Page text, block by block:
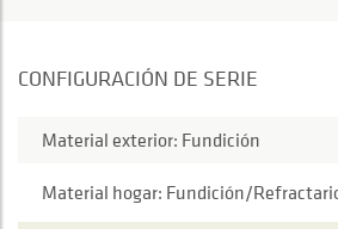
CONFIGURACIÓN DE SERIE
Material exterior: Fundición
Material hogar: Fundición/